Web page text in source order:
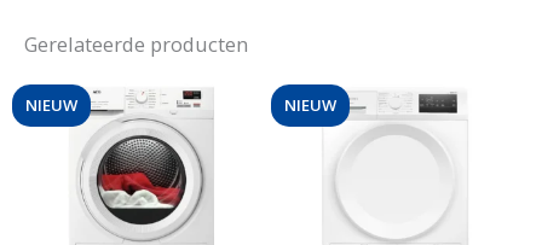
Gerelateerde producten
NIEUW NIEUW